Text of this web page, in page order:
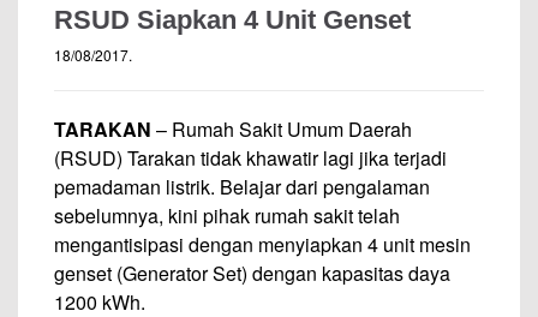
RSUD Siapkan 4 Unit Genset
18/08/2017.
TARAKAN – Rumah Sakit Umum Daerah
(RSUD) Tarakan tidak khawatir lagi jika terjadi
pemadaman listrik. Belajar dari pengalaman
sebelumnya, kini pihak rumah sakit telah
mengantisipasi dengan menyiapkan 4 unit mesin
genset (Generator Set) dengan kapasitas daya
1200 kWh.